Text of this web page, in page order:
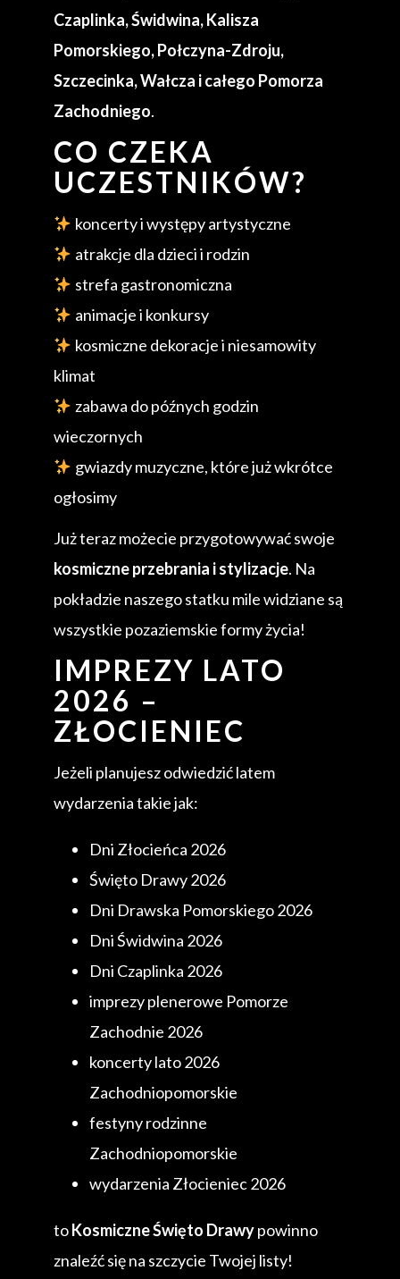
Czaplinka, Świdwina, Kalisza
Pomorskiego, Połczyna-Zdroju,
Szczecinka, Wałcza i całego Pomorza
Zachodniego.
CO CZEKA
UCZESTNIKÓW?
koncerty i występy artystyczne
atrakcje dla dzieci i rodzin
strefa gastronomiczna
animacje i konkursy
kosmiczne dekoracje i niesamowity
klimat
zabawa do późnych godzin
wieczornych
gwiazdy muzyczne, które już wkrótce
ogłosimy
Już teraz możecie przygotowywać swoje
kosmiczne przebrania i stylizacje. Na
pokładzie naszego statku mile widziane są
wszystkie pozaziemskie formy życia!
IMPREZY LATO
2026 –
ZŁOCIENIEC
Jeżeli planujesz odwiedzić latem
wydarzenia takie jak:
Dni Złocieńca 2026
Święto Drawy 2026
Dni Drawska Pomorskiego 2026
Dni Świdwina 2026
Dni Czaplinka 2026
imprezy plenerowe Pomorze
Zachodnie 2026
koncerty lato 2026
Zachodniopomorskie
festyny rodzinne
Zachodniopomorskie
wydarzenia Złocieniec 2026
toKosmiczne Święto Drawypowinno
znaleźć się na szczycie Twojej listy!